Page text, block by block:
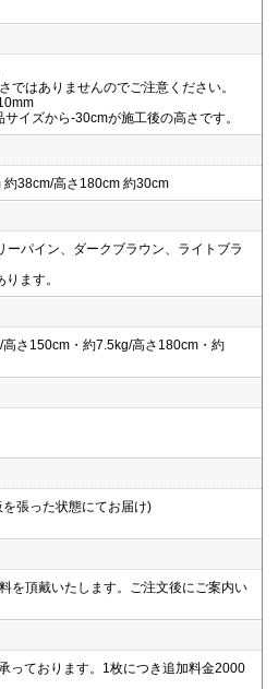
はありませんのでご注意ください。
イズから-30cmが施工後の高さです。
38cm/高さ180cm 約30cm
パイン、ダークブラウン、ライトブラ
ます。
さ150cm・約7.5kg/高さ180cm・約
張った状態にてお届け)
を頂戴いたします。ご注文後にご案内い
っております。1枚につき追加料金2000